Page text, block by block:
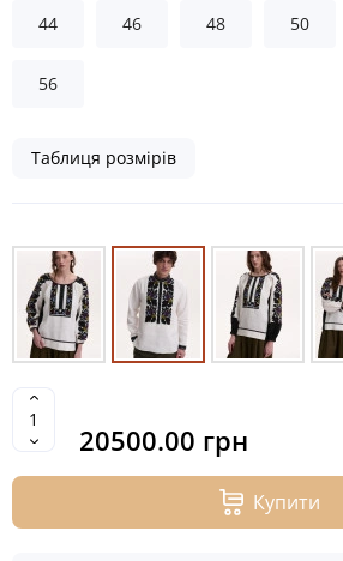
44 46 48 50
56
Таблиця розмірів
20500.00 грн
Купити